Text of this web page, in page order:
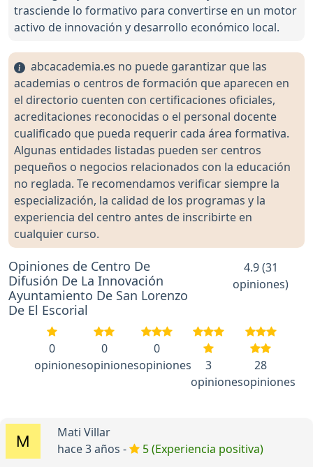
trasciende lo formativo para convertirse en un motor
activo de innovación y desarrollo económico local.
abcacademia.es no puede garantizar que las
academias o centros de formación que aparecen en
el directorio cuenten con certificaciones oficiales,
acreditaciones reconocidas o el personal docente
cualificado que pueda requerir cada área formativa.
Algunas entidades listadas pueden ser centros
pequeños o negocios relacionados con la educación
no reglada. Te recomendamos verificar siempre la
especialización, la calidad de los programas y la
experiencia del centro antes de inscribirte en
cualquier curso.
Opiniones de Centro De
Difusión De La Innovación
Ayuntamiento De San Lorenzo
De El Escorial
4.9 (31
opiniones)
0
opiniones
0
opiniones
0
opiniones
3
opiniones
28
opiniones
Mati Villar
hace 3 años -
5 (Experiencia positiva)